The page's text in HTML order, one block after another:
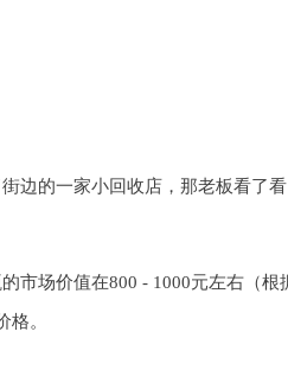
边的一家小回收店，那老板看了
市场价值在800 - 1000元左右（
。